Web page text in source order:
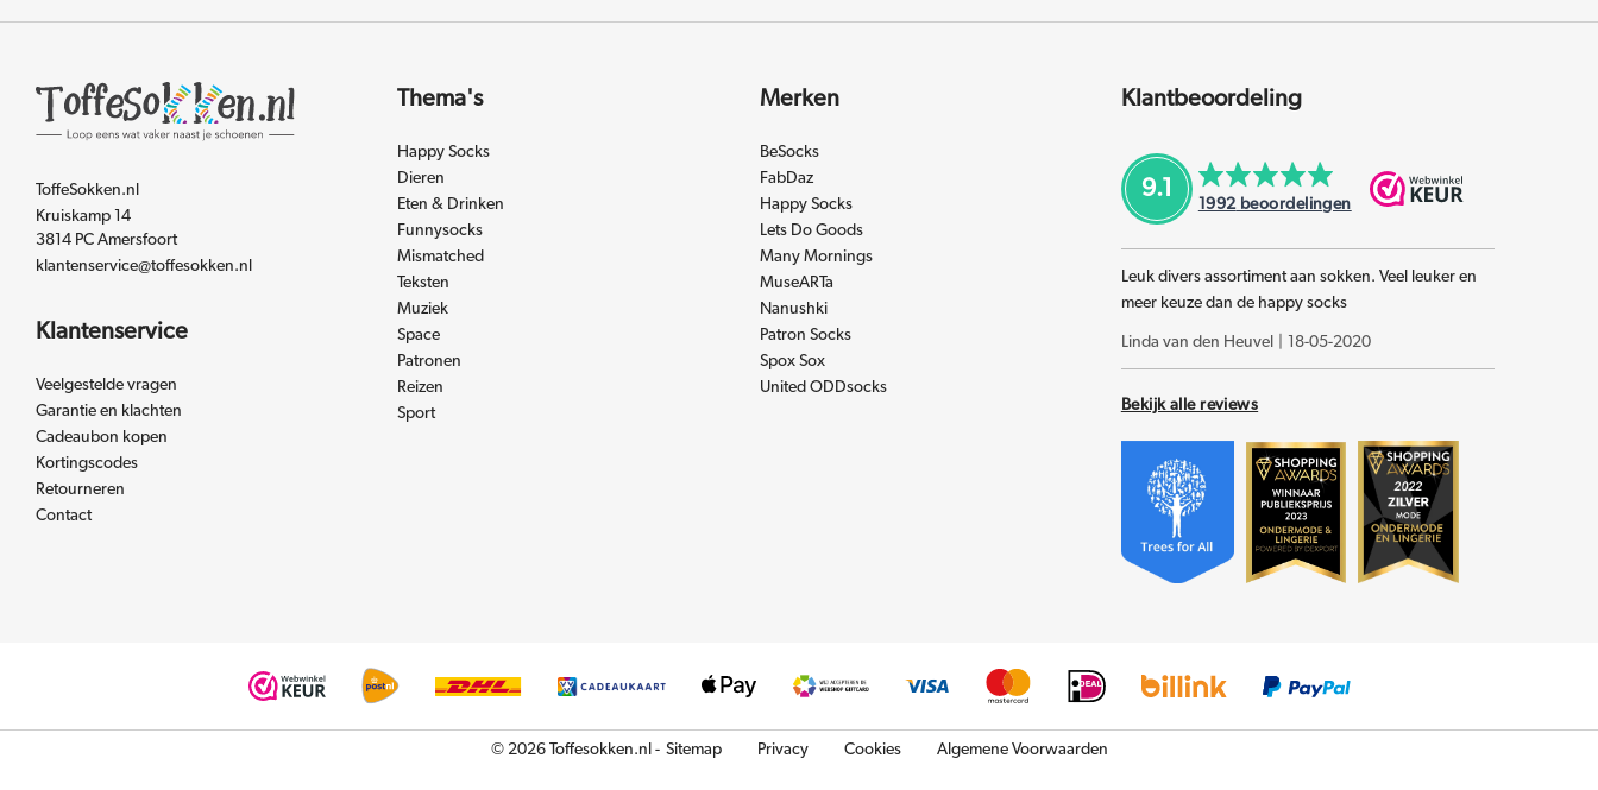
ToffeSokken.nl
Kruiskamp 14
3814 PC Amersfoort
klantenservice@toffesokken.nl
Klantenservice
Veelgestelde vragen
Garantie en klachten
Cadeaubon kopen
Kortingscodes
Retourneren
Contact
Thema's
Happy Socks
Dieren
Eten & Drinken
Funnysocks
Mismatched
Teksten
Muziek
Space
Patronen
Reizen
Sport
Merken
BeSocks
FabDaz
Happy Socks
Lets Do Goods
Many Mornings
MuseARTa
Nanushki
Patron Socks
Spox Sox
United ODDsocks
Klantbeoordeling
9.1
1992beoordelingen
Leuk divers assortiment aan sokken. Veel leuker en
meer keuze dan de happy socks
Linda van den Heuvel 18-05-2020
Bekijk alle reviews
© 2026 Toffesokken.nl - Sitemap Privacy Cookies Algemene Voorwaarden